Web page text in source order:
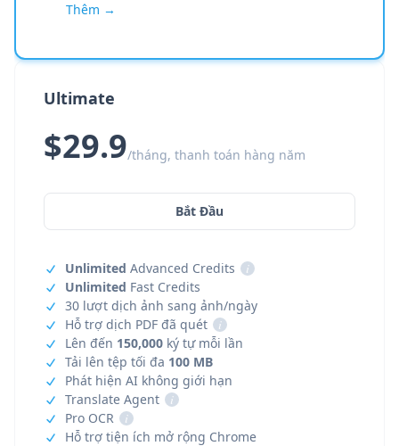
Thêm →
Ultimate
$29.9/tháng, thanh toán hàng năm
Bắt Đầu
Unlimited Advanced Credits
i
Unlimited Fast Credits
30 lượt dịch ảnh sang ảnh/ngày
Hỗ trợ dịch PDF đã quét
i
Lên đến 150,000 ký tự mỗi lần
Tải lên tệp tối đa 100 MB
Phát hiện AI không giới hạn
Translate Agent
i
Pro OCR
i
Hỗ trợ tiện ích mở rộng Chrome